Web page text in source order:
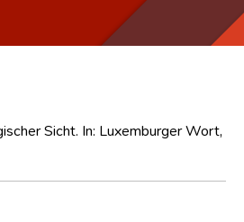
Sicht. In: Luxemburger Wort,